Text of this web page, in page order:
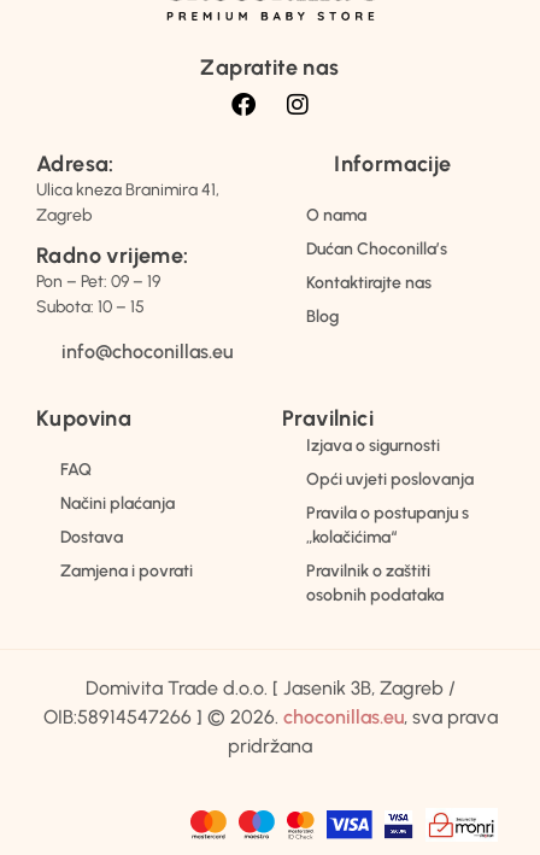
Zapratite nas
Adresa:
Ulica kneza Branimira 41,
Zagreb
Radno vrijeme:
Pon – Pet: 09 – 19
Subota: 10 – 15
info@choconillas.eu
Informacije
O nama
Dućan Choconilla’s
Kontaktirajte nas
Blog
Kupovina
FAQ
Načini plaćanja
Dostava
Zamjena i povrati
Pravilnici
Izjava o sigurnosti
Opći uvjeti poslovanja
Pravila o postupanju s
„kolačićima“
Pravilnik o zaštiti
osobnih podataka
Domivita Trade d.o.o. [ Jasenik 3B, Zagreb /
OIB:58914547266 ] © 2026. choconillas.eu, sva prava
pridržana